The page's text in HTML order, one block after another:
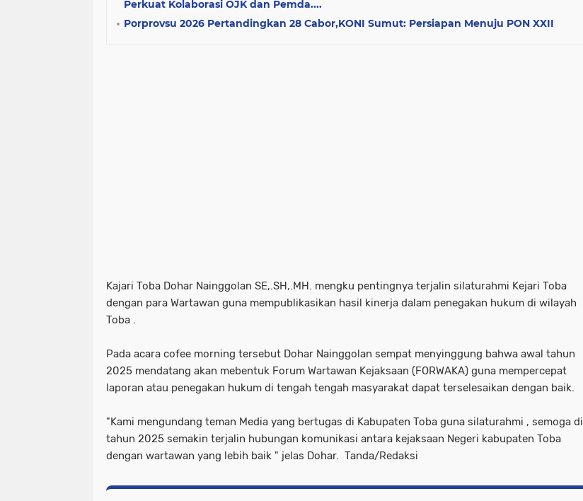
Perkuat Kolaborasi OJK dan Pemda....
Porprovsu 2026 Pertandingkan 28 Cabor,KONI Sumut: Persiapan Menuju PON XXII
Kajari Toba Dohar Nainggolan SE,.SH,.MH. mengku pentingnya terjalin silaturahmi Kejari Toba
dengan para Wartawan guna mempublikasikan hasil kinerja dalam penegakan hukum di wilayah
Toba .
Pada acara cofee morning tersebut Dohar Nainggolan sempat menyinggung bahwa awal tahun
2025 mendatang akan mebentuk Forum Wartawan Kejaksaan (FORWAKA) guna mempercepat
laporan atau penegakan hukum di tengah tengah masyarakat dapat terselesaikan dengan baik.
"Kami mengundang teman Media yang bertugas di Kabupaten Toba guna silaturahmi , semoga di
tahun 2025 semakin terjalin hubungan komunikasi antara kejaksaan Negeri kabupaten Toba
dengan wartawan yang lebih baik " jelas Dohar. Tanda/Redaksi